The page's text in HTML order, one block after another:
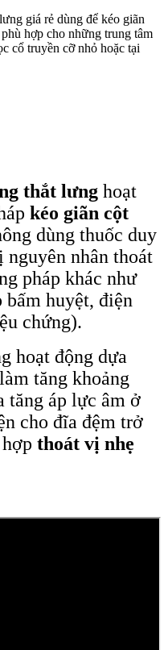
giá rẻ dùng để kéo giãn
hợp cho những trung tâm
cổ truyền cỡ nhỏ hoặc tại
thắt lưng hoạt
kéo giãn cột
dùng thuốc duy
nguyên nhân thoát
pháp khác như
bấm huyệt, điện
chứng).
hoạt động dựa
tăng khoảng
tăng áp lực âm ở
cho đĩa đệm trở
thoát vị nhẹ